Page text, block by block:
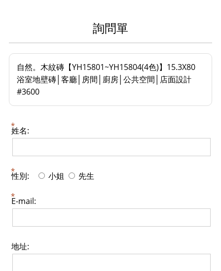
詢問單
自然。木紋磚【YH15801~YH15804(4色)】15.3X80
浴室地壁磚│客廳│房間│廚房│公共空間│店面設計
#3600
姓名:
性別: 小姐 先生
E-mail:
地址: